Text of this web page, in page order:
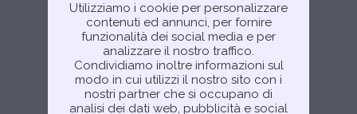
Utilizziamo i cookie per personalizzare
contenuti ed annunci, per fornire
funzionalità dei social media e per
analizzare il nostro traffico.
Condividiamo inoltre informazioni sul
modo in cui utilizzi il nostro sito con i
nostri partner che si occupano di
analisi dei dati web, pubblicità e social